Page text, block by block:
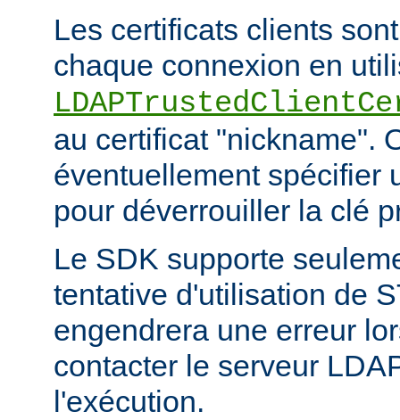
Les certificats clients
chaque connexion en
au certificat "nickname".
éventuellement spécifier
pour déverrouiller la clé
Le SDK supporte
tentative d'utilisation de
engendrera une erreur
contacter le serveur
l'exécution.